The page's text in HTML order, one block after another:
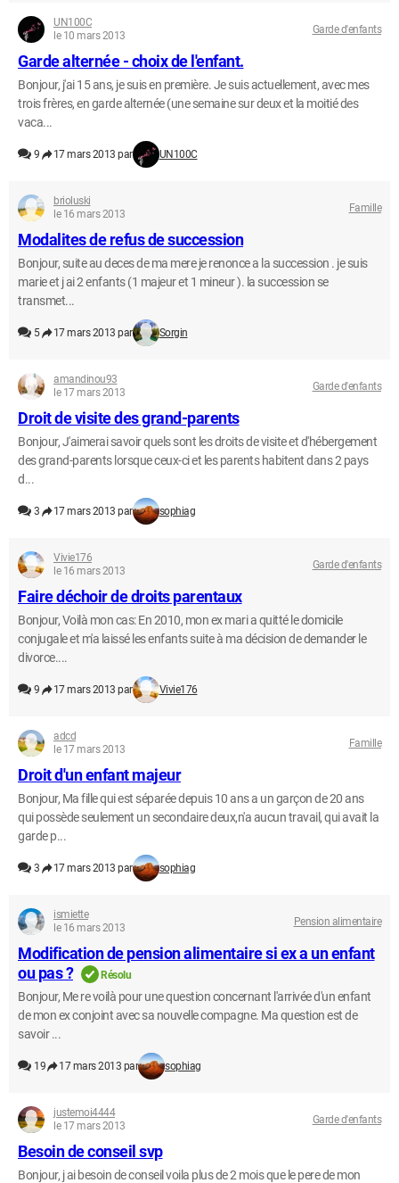
UN100C
le 10 mars 2013
Garde d'enfants
Garde alternée - choix de l'enfant.
Bonjour, j'ai 15 ans, je suis en première. Je suis actuellement, avec mes
trois frères, en garde alternée (une semaine sur deux et la moitié des
vaca...
9 17 mars 2013 par UN100C
brioluski
le 16 mars 2013
Famille
Modalites de refus de succession
Bonjour, suite au deces de ma mere je renonce a la succession . je suis
marie et j ai 2 enfants (1 majeur et 1 mineur ). la succession se
transmet...
5 17 mars 2013 par Sorgin
amandinou93
le 17 mars 2013
Garde d'enfants
Droit de visite des grand-parents
Bonjour, J'aimerai savoir quels sont les droits de visite et d'hébergement
des grand-parents lorsque ceux-ci et les parents habitent dans 2 pays
d...
3 17 mars 2013 par sophiag
Vivie176
le 16 mars 2013
Garde d'enfants
Faire déchoir de droits parentaux
Bonjour, Voilà mon cas: En 2010, mon ex mari a quitté le domicile
conjugale et m'a laissé les enfants suite à ma décision de demander le
divorce....
9 17 mars 2013 par Vivie176
adcd
le 17 mars 2013
Famille
Droit d'un enfant majeur
Bonjour, Ma fille qui est séparée depuis 10 ans a un garçon de 20 ans
qui possède seulement un secondaire deux,n'a aucun travail, qui avait la
garde p...
3 17 mars 2013 par sophiag
ismiette
le 16 mars 2013
Pension alimentaire
Modification de pension alimentaire si ex a un enfant
ou pas ?
Résolu
Bonjour, Me re voilà pour une question concernant l'arrivée d'un enfant
de mon ex conjoint avec sa nouvelle compagne. Ma question est de
savoir ...
19 17 mars 2013 par sophiag
justemoi4444
le 17 mars 2013
Garde d'enfants
Besoin de conseil svp
Bonjour, j ai besoin de conseil voila plus de 2 mois que le pere de mon